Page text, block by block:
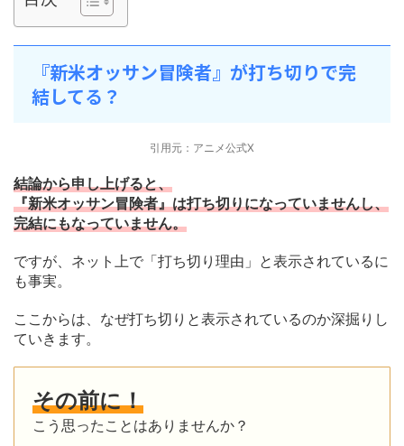
『新米オッサン冒険者』が打ち切りで完
結してる？
引用元：アニメ公式X
結論から申し上げると、
『新米オッサン冒険者』は打ち切りになっていませんし、
完結にもなっていません。
ですが、ネット上で「打ち切り理由」と表示されているに
も事実。
ここからは、なぜ打ち切りと表示されているのか深掘りし
ていきます。
その前に！
こう思ったことはありませんか？